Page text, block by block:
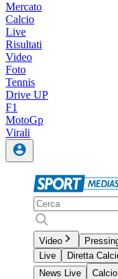
Mercato
Calcio
Live
Risultati
Video
Foto
Tennis
Drive UP
F1
MotoGp
Virali
Video
Live
Diretta
News Live
Calcio